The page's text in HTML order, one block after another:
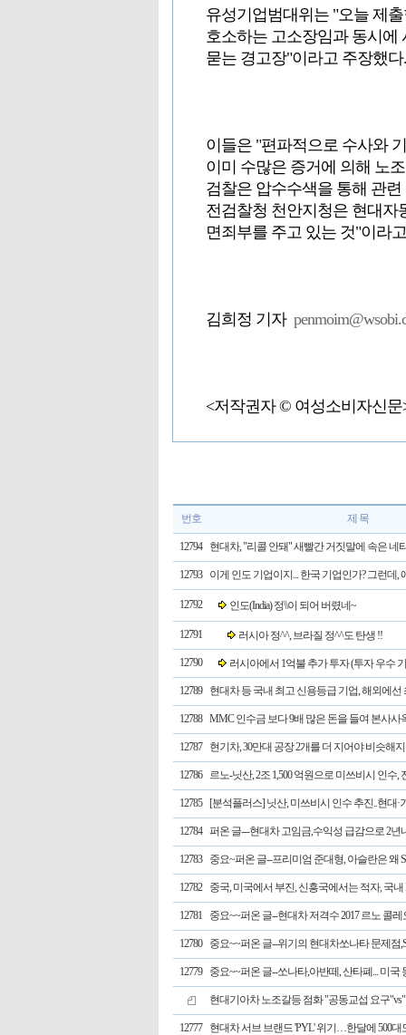
유성기업범대위는 "오늘 제
호소하는 고소장임과 동시에
묻는 경고장"이라고 주장했다
이들은 "편파적으로 수사와
이미 수많은 증거에 의해 노
검찰은 압수수색을 통해 관
전검찰청 천안지청은 현대자
면죄부를 주고 있는 것"이라
김희정 기자
<저작권자 © 여성소비자신문
번호 제 목
12794 현대차, "리콜 안돼" 새빨간 거짓말에 속은 네
12793 이게 인도 기업이지... 한국 기업인가? 그런데,
12792 인도(India) 정\\이 되어 버렸네~
12791 러시아 정^^, 브라질 정^^도 탄생 !!
12790 러시아에서 1억불 추가 투자 (투자 우수
12789 현대차 등 국내 최고 신용등급 기업, 해외에선
12788 MMC 인수금 보다 9배 많은 돈을 들여 본사사
12787 현기차, 30만대 공장 2개를 더 지어야 비슷해지
12786 르노-닛산, 2조 1,500 억원으로 미쓰비시 인수
12785 [분석플러스] 닛산, 미쓰비시 인수 추진..현대·
12784 퍼온 글---현대차 고임금,수익성 급감으로 2년
12783 중요~퍼온 글--프리미엄 준대형, 아슬란은 왜
12782 중국, 미국에서 부진, 신흥국에서는 적자, 국
12781 중요~~퍼온 글--현대차 저격수 2017 르노 콜
12780 중요~~퍼온 글--위기의 현대차쏘나타 문제점
12779 중요~~퍼온 글--쏘나타,아반떼, 산타폐... 미국
현대기아차 노조갈등 점화 "공동교섭 요구
12777 현대차 서브 브랜드 'PYL' 위기…한달에 500